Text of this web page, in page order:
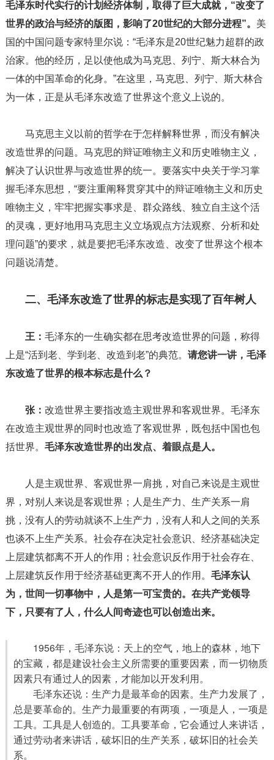
毛泽东时代实行的计划经济体制，取得了巨大成就，“改变了
世界的政治与经济的版图，影响了20世纪的大部分进程”。 美
国的中国问题专家特里尔说：“毛泽东是20世纪魅力超群的政
治家。他的经历，足以使他成为马克思、列宁、斯大林合为
一体的中国革命的化身。”在这里，马克思、列宁、斯大林合
为一体，正是从毛泽东改造了世界这个意义上说的。
马克思主义以前的哲学在于怎样解释世界，而没有解决
改造世界的问题。马克思的辩证唯物主义和历史唯物主义，
解决了认识世界与改造世界的统一。要落实中央关于学习掌
握毛泽东思想，“要注重阐释贯穿其中的辩证唯物主义和历史
唯物主义，牢牢把握实事求是、群众路线、独立自主这个活
的灵魂，更好地用马克思主义立场观点方法观察、分析和处
理问题”的要求，就是要把毛泽东改造、改变了世界这个根本
问题说清楚。
二、毛泽东改造了世界的标志是实现了百年树人
王： 毛泽东的一生确实都在思考改造世界的问题，称得
上是“活到老、学到老、改造到老”的典范。 请您讲一讲，毛泽
东改造了世界的根本标志是什么？
张： 改造世界主要指改造主观世界和客观世界。毛泽东
在改造主观世界的同时也改造了客观世界，既包括中国也包
括世界。 毛泽东改造世界的出发点、着眼点是人。
人是主观世界、客观世界一肩挑，对自己来说是主观世
界，对别人来说是客观世界；人是生产力、生产关系一肩
挑，没有人的劳动就谈不上生产力，没有人和人之间的关系
也谈不上生产关系。社会存在决定社会意识、经济基础决定
上层建筑都离不开人的作用；社会意识反作用于社会存在、
上层建筑反作用于经济基础更离不开人的作用。 毛泽东认
为，世间一切事物中，人是第一可宝贵的。在共产党领导
下，只要有了人，什么人间奇迹也可以创造出来。
1956年，毛泽东说：天上的空气，地上的森林，地下
的宝藏，都是建设社会主义所需要的重要因素，而一切物质
因素只有通过人的因素，才能加以开发利用。
毛泽东还说：生产力是最革命的因素。生产力发展了，
总是要革命的。生产力最重要的有两项，一项是人，一项是
工具。工具是人创造的。工具要革命，它会通过人来讲话，
通过劳动者来讲话，破坏旧的生产关系，破坏旧的社会关
系。